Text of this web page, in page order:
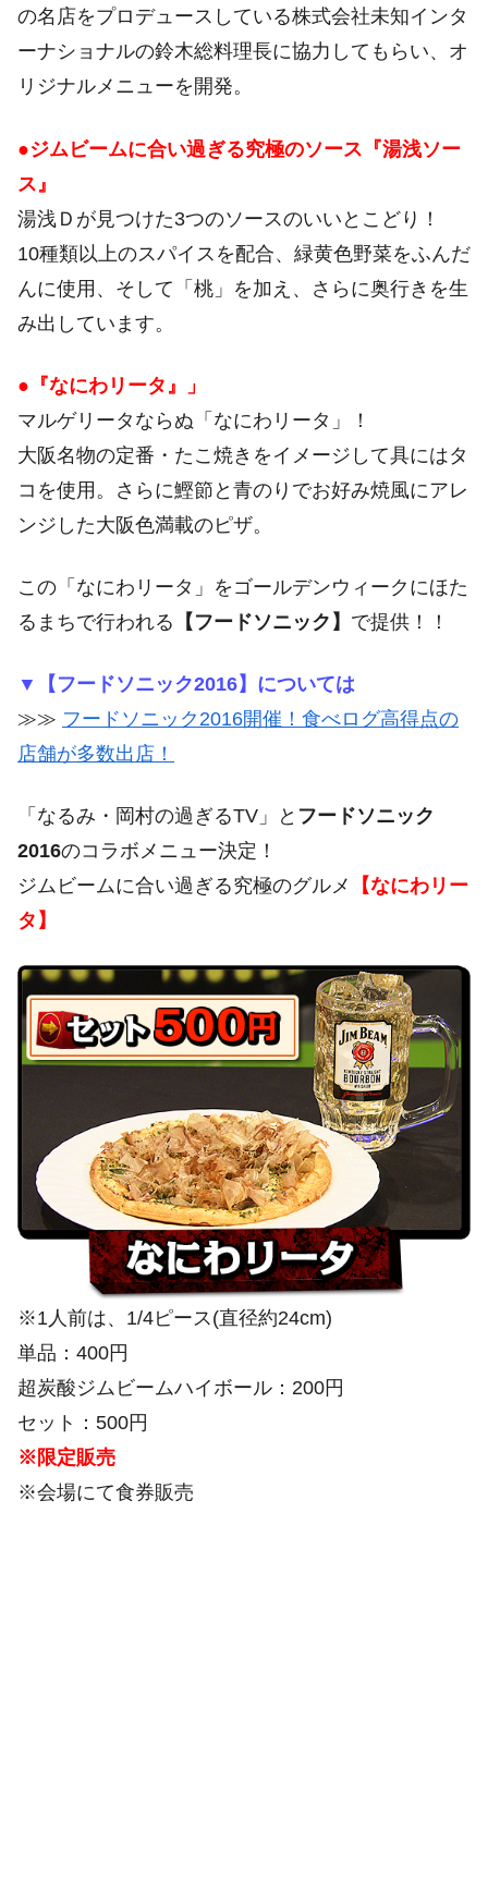
の名店をプロデュースしている株式会社未知インタ
ーナショナルの鈴木総料理長に協力してもらい、オ
リジナルメニューを開発。
●ジムビームに合い過ぎる究極のソース『湯浅ソー
ス』
湯浅Ｄが見つけた3つのソースのいいとこどり！
10種類以上のスパイスを配合、緑黄色野菜をふんだ
んに使用、そして「桃」を加え、さらに奥行きを生
み出しています。
●『なにわリータ』」
マルゲリータならぬ「なにわリータ」！
大阪名物の定番・たこ焼きをイメージして具にはタ
コを使用。さらに鰹節と青のりでお好み焼風にアレ
ンジした大阪色満載のピザ。
この「なにわリータ」をゴールデンウィークにほた
るまちで行われる 【フードソニック】 で提供！！
▼【フードソニック2016】については
≫≫ フードソニック2016開催！食べログ高得点の
店舗が多数出店！
「なるみ・岡村の過ぎるTV」と フードソニック
2016のコラボメニュー決定！
ジムビームに合い過ぎる究極のグルメ
【なにわリー
タ】
※1人前は、1/4ピース(直径約24cm)
単品：400円
超炭酸ジムビームハイボール：200円
セット：500円
※限定販売
※会場にて食券販売